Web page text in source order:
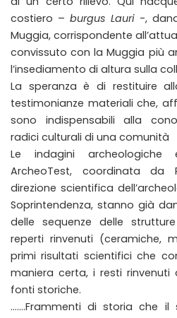
costiero – burgus Lauri -,
Muggia, corrispondente
convissuto con la Muggia più
l’insediamento di altura sulla
La speranza è di restituire
testimonianze materiali che,
sono indispensabili alla
radici culturali di una comunità
Le indagini
ArcheoTest, coordinata da
direzione scientifica
Soprintendenza, stanno già
delle sequenze delle
reperti rinvenuti (ceramiche,
primi risultati scientifici che
maniera certa, i resti
fonti storiche.
…….Frammenti di storia che il